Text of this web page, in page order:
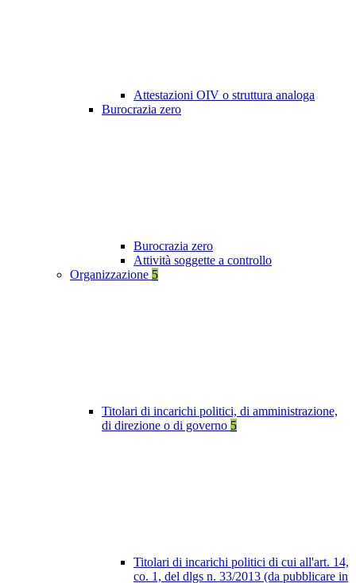
Attestazioni OIV o struttura analoga
Burocrazia zero
Burocrazia zero
Attività soggette a controllo
Organizzazione 5
Titolari di incarichi politici, di amministrazione,
di direzione o di governo 5
Titolari di incarichi politici di cui all'art. 14,
co. 1, del dlgs n. 33/2013 (da pubblicare in